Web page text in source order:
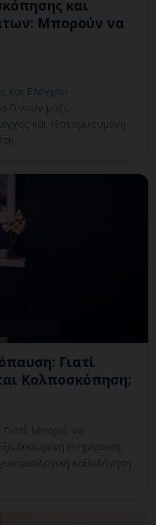
και
Μπορούν να
και Ελέγχου
μαζί;
και εξατομικευμένη
Γιατί
Κολποσκόπηση;
Μπορεί να
ενημέρωση,
καθοδήγηση